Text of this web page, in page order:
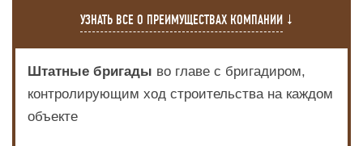
УЗНАТЬ ВСЕ О ПРЕИМУЩЕСТВАХ КОМПАНИИ
Штатные бригады во главе с бригадиром,
контролирующим ход строительства на каждом
объекте